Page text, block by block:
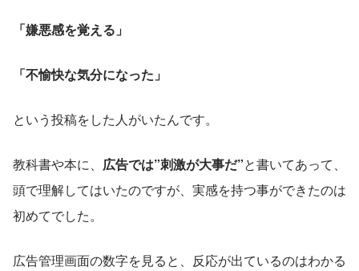
「嫌悪感を覚える」
「不愉快な気分になった」
という投稿をした人がいたんです。
教科書や本に、 広告では”刺激が大事だ”と書いてあって、
頭で理解してはいたのですが、実感を持つ事ができたのは
初めてでした。
広告管理画面の数字を見ると、反応が出ているのはわかる